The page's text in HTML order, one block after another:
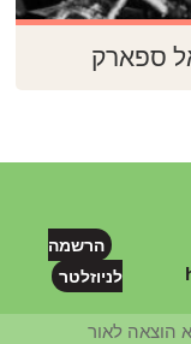
הרשמה
לניוזלטר